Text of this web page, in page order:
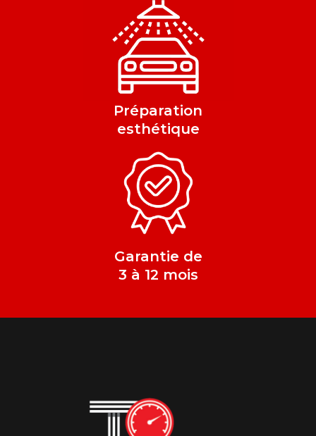
Préparation
esthétique
Garantie de
3 à 12 mois